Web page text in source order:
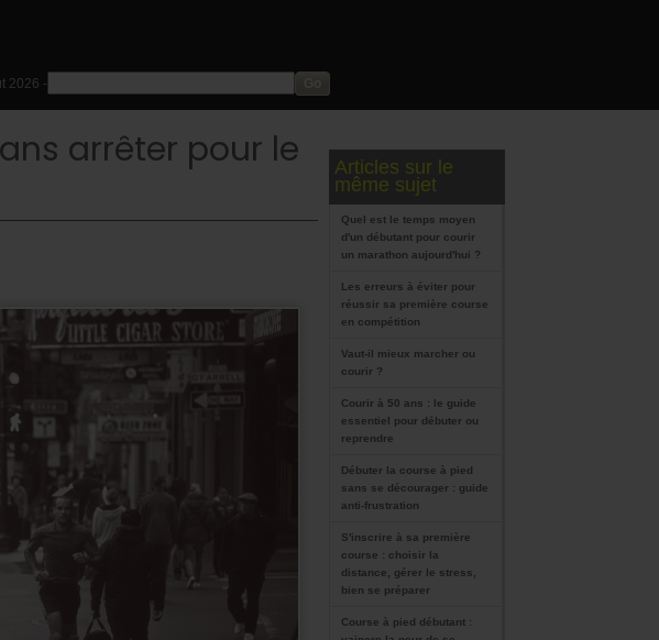
2026 -
arrêter pour le
Articles sur le
même sujet
Quel est le temps moyen
d'un débutant pour courir
un marathon aujourd'hui ?
Les erreurs à éviter pour
réussir sa première course
en compétition
Vaut-il mieux marcher ou
courir ?
Courir à 50 ans : le guide
essentiel pour débuter ou
reprendre
Débuter la course à pied
sans se décourager : guide
anti-frustration
S'inscrire à sa première
course : choisir la
distance, gérer le stress,
bien se préparer
Course à pied débutant :